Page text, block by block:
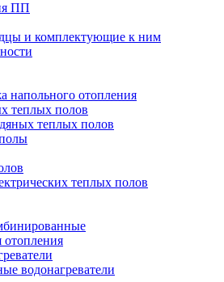
ПП
и комплектующие к ним
напольного отопления
теплых полов
теплых полов
теплых полов
отопления
водонагреватели